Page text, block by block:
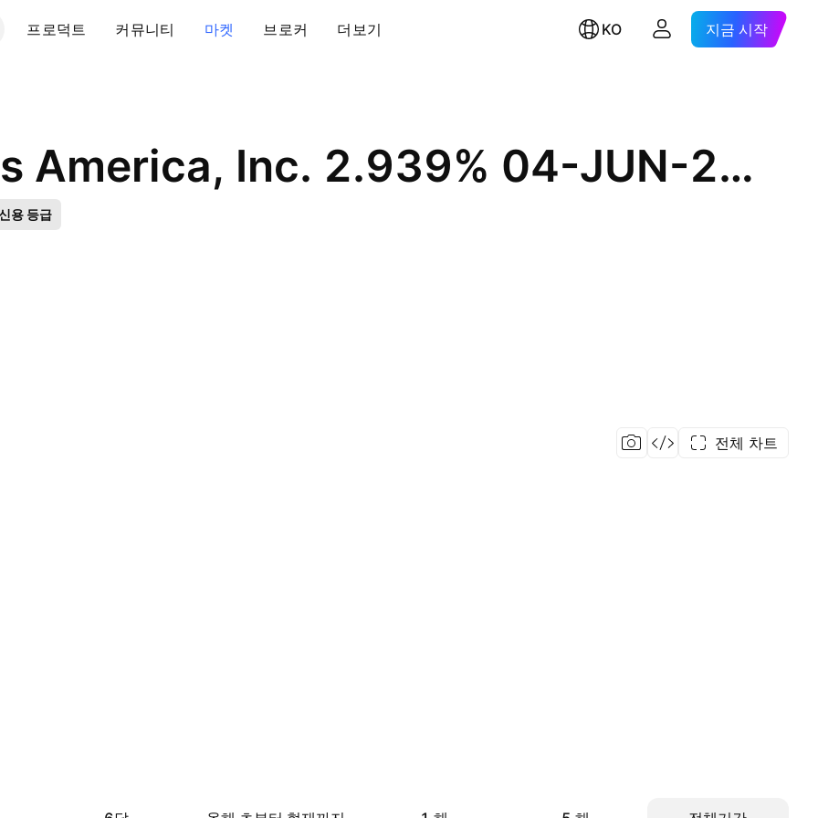
프로덕트 커뮤니티 마켓 브로커 더보기 KO 지금 시작
BP Capital Markets America, Inc. 2.939% 04-JUN-2051
용 등급
전체 차트